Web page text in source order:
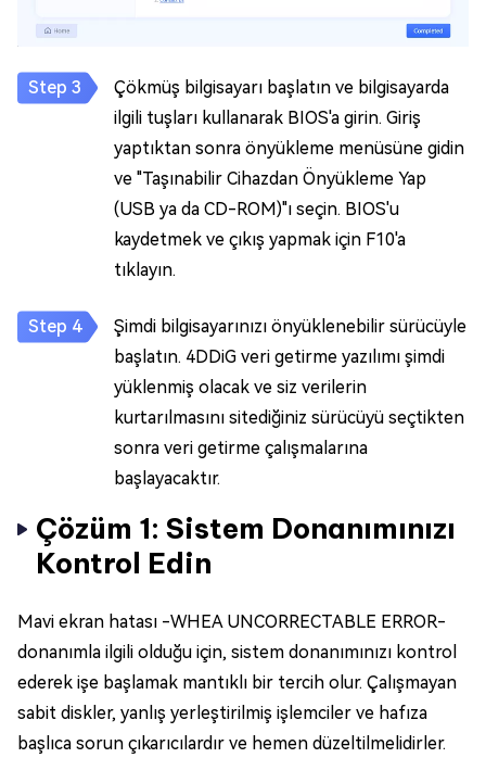
Çökmüş bilgisayarı başlatın ve bilgisayarda
ilgili tuşları kullanarak BIOS'a girin. Giriş
yaptıktan sonra önyükleme menüsüne gidin
ve "Taşınabilir Cihazdan Önyükleme Yap
(USB ya da CD-ROM)"ı seçin. BIOS'u
kaydetmek ve çıkış yapmak için F10'a
tıklayın.
Şimdi bilgisayarınızı önyüklenebilir sürücüyle
başlatın. 4DDiG veri getirme yazılımı şimdi
yüklenmiş olacak ve siz verilerin
kurtarılmasını sitediğiniz sürücüyü seçtikten
sonra veri getirme çalışmalarına
başlayacaktır.
Çözüm 1: Sistem Donanımınızı
Kontrol Edin
Mavi ekran hatası -WHEA UNCORRECTABLE ERROR-
donanımla ilgili olduğu için, sistem donanımınızı kontrol
ederek işe başlamak mantıklı bir tercih olur. Çalışmayan
sabit diskler, yanlış yerleştirilmiş işlemciler ve hafıza
başlıca sorun çıkarıcılardır ve hemen düzeltilmelidirler.